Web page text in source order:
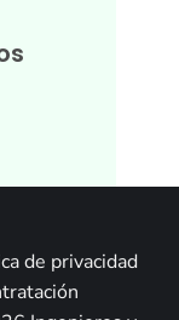
de privacidad